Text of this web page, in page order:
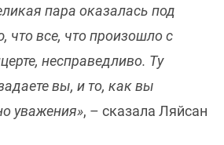
пара оказалась под
что все, что произошло с
несправедливо. Ту
вы, и то, как вы
уважения», – сказала Ляйсан